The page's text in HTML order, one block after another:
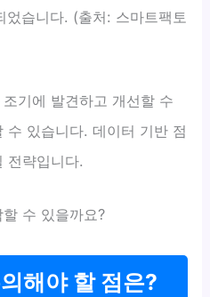
었습니다. (출처: 스마트팩토
기에 발견하고 개선할 수
수 있습니다. 데이터 기반 점
전략입니다.
수 있을까요?
해야 할 점은?